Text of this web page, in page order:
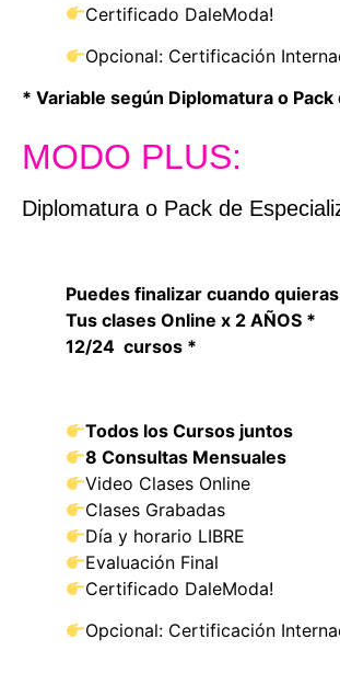
Certificado DaleModa!
Opcional: Certificación
* Variable según Diplomatura o Pack
MODO PLUS:
Diplomatura o Pack de
Puedes finalizar cuando
Tus clases Online x 2 AÑOS *
12/24 cursos *
Todos los Cursos juntos
8 Consultas Mensuales
Video Clases Online
Clases Grabadas
Día y horario LIBRE
Evaluación Final
Certificado DaleModa!
Opcional: Certificación